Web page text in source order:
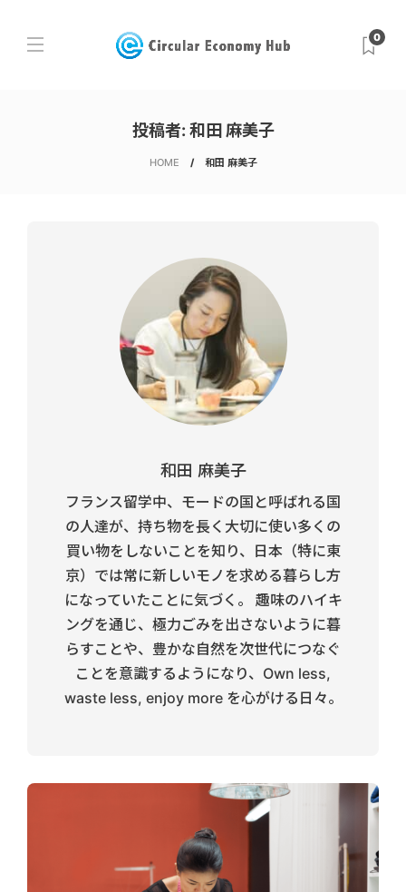
0
投稿者: 和田 麻美子
HOME 和田 麻美子
和田 麻美子
フランス留学中、モードの国と呼ばれる国
の人達が、持ち物を長く大切に使い多くの
買い物をしないことを知り、日本（特に東
京）では常に新しいモノを求める暮らし方
になっていたことに気づく。 趣味のハイキ
ングを通じ、極力ごみを出さないように暮
らすことや、豊かな自然を次世代につなぐ
ことを意識するようになり、Own less,
waste less, enjoy more を心がける日々。